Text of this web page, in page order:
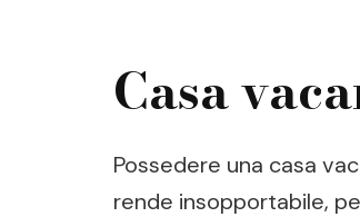
Casa
Possedere una casa
rende insopportabile,